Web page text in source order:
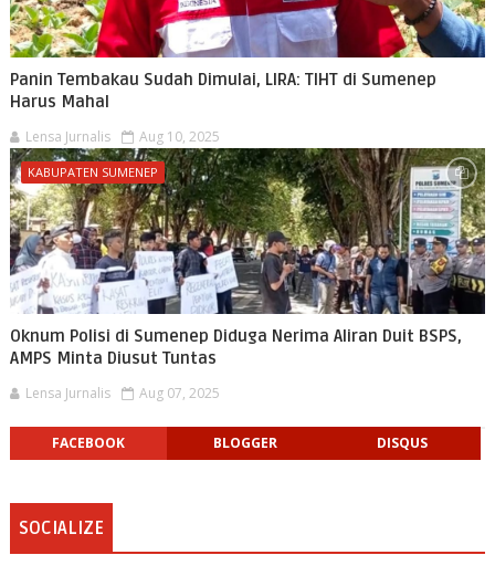
Panin Tembakau Sudah Dimulai, LIRA: TIHT di Sumenep
Harus Mahal
Lensa Jurnalis Aug 10, 2025
KABUPATEN SUMENEP
Oknum Polisi di Sumenep Diduga Nerima Aliran Duit BSPS,
AMPS Minta Diusut Tuntas
Lensa Jurnalis Aug 07, 2025
FACEBOOK BLOGGER DISQUS
SOCIALIZE